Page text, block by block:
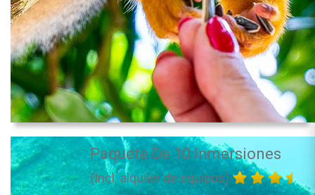
Paquete De 10 Inmersiones
(Incl. alquiler de equipos)